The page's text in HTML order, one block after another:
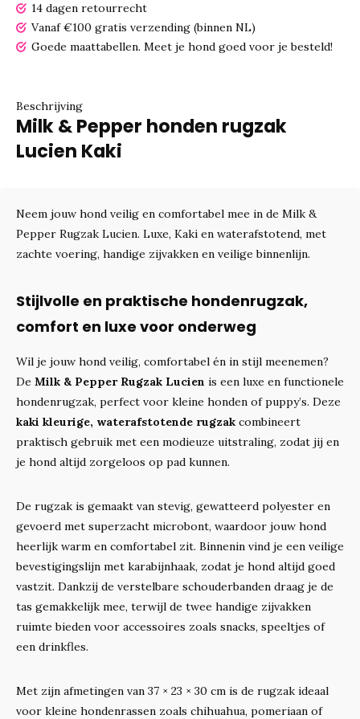
14 dagen retourrecht
Vanaf €100 gratis verzending (binnen NL)
Goede maattabellen. Meet je hond goed voor je besteld!
Beschrijving
Milk & Pepper honden rugzak
Lucien Kaki
Neem jouw hond veilig en comfortabel mee in de Milk &
Pepper Rugzak Lucien. Luxe, Kaki en waterafstotend, met
zachte voering, handige zijvakken en veilige binnenlijn.
Stijlvolle en praktische hondenrugzak,
comfort en luxe voor onderweg
Wil je jouw hond veilig, comfortabel én in stijl meenemen?
De Milk & Pepper Rugzak Lucien is een luxe en functionele
hondenrugzak, perfect voor kleine honden of puppy’s. Deze
kaki kleurige, waterafstotende rugzak combineert
praktisch gebruik met een modieuze uitstraling, zodat jij en
je hond altijd zorgeloos op pad kunnen.
De rugzak is gemaakt van stevig, gewatteerd polyester en
gevoerd met superzacht microbont, waardoor jouw hond
heerlijk warm en comfortabel zit. Binnenin vind je een veilige
bevestigingslijn met karabijnhaak, zodat je hond altijd goed
vastzit. Dankzij de verstelbare schouderbanden draag je de
tas gemakkelijk mee, terwijl de twee handige zijvakken
ruimte bieden voor accessoires zoals snacks, speeltjes of
een drinkfles.
Met zijn afmetingen van 37 × 23 × 30 cm is de rugzak ideaal
voor kleine hondenrassen zoals chihuahua, pomeriaan of